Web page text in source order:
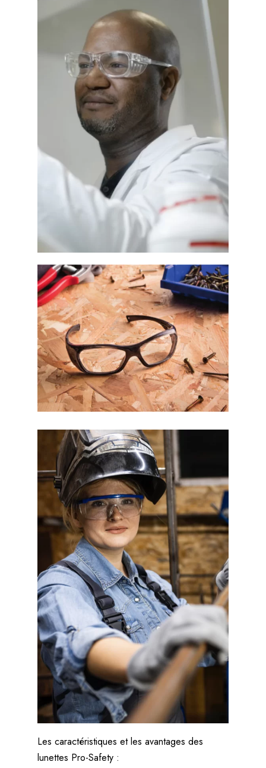
Les caractéristiques et les avantages des
lunettes Pro-Safety :